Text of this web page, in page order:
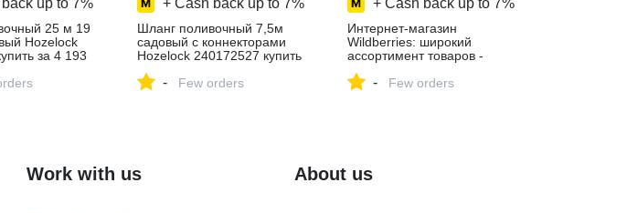
up to 7%
25 м 19
Hozelock
за 4 193
+ Cash back up to 7%
Шланг поливочный 7,5м
садовый с коннекторами
Hozelock 240172527 купить
интернет‑магазине
- Few orders
+ Cash back up to 7%
Интернет‑магазин
Wildberries: широкий
ассортимент товаров -
- Few orders
Work with us About us